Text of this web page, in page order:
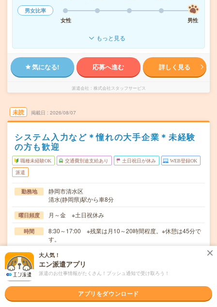
男女比率
女性
男性
もっと見る
気になる! 応募へ進む 詳しく見る
派遣会社 株式会社スタッフサービス
未読 掲載日 2026/08/07
システム入力など＊憧れの大手企業＊未経験
の方も歓迎
職種未経験OK 交通費別途支給あり 土日祝日が休み WEB登録OK
派遣
勤務地
静岡市清水区
清水(静岡県)駅から車8分
曜日頻度 月～金 ※土日祝休み
時間
8:30～17:00 ※残業は月10～20時間程度。※休憩は45分で
す。
期間 2026/08/17～長期 ※8月～！
時給
時給1400円＋交 【月収例】248,500円～ ■給与の前払
いが可能な速払いサービスあり
交通費支給あり
大人気！
エン派遣アプリ
派遣のお仕事情報がたくさん！プッシュ通知で受け取ろう！
アプリをダウンロード